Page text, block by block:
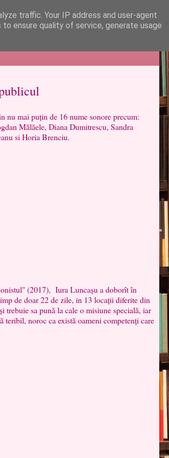
nu mai puțin de 16 nume sonore precum:
Mălăele, Diana Dumitrescu, Sandra
si Horia Brenciu.
(2017), Iura Luncașu a doborît în
de doar 22 de zile, in 13 locații diferite din
sa pună la cale o misiune specială, iar
teribil, noroc ca există oameni competenți care
traffic. Your IP address and user-agent
ensure quality of service, generate usage